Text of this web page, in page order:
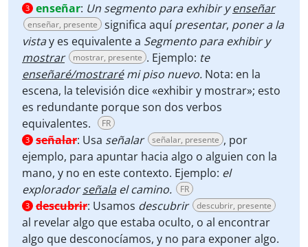
3 enseñar: Un segmento para exhibir yenseñar
enseñar, presente significa aquípresentar, poner a la
vistay es equivalente a Segmento para exhibir y
mostrar
mostrar, presente . Ejemplo: te
enseñaré/mostrarémi piso nuevo. Nota: en la
escena, la televisión dice «exhibir y mostrar»; esto
es redundante porque son dos verbos
equivalentes.
FR
3 señalar: Usa señalar señalar, presente , por
ejemplo, para apuntar hacia algo o alguien con la
mano, y no en este contexto. Ejemplo: el
exploradorseñalael camino. FR
3 descubrir: Usamos descubrir descubrir, presente
al revelaralgo que estaba oculto, o al encontrar
algo que desconocíamos, y no para exponer algo.